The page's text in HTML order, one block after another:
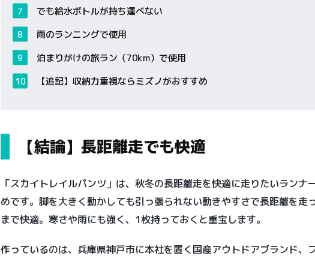
でも給水ボトルが持ち運べない
雨のランニングで使用
泊まりがけの旅ラン（70km）で使用
【追記】収納力重視ならミズノがおすすめ
【結論】長距離走でも快適
「スカイトレイルパンツ」は、秋冬の長距離走を快適に走りたいランナ
めです。脚を大きく動かしても引っ張られない動きやすさで長距離を走
まで快適。寒さや雨にも強く、1枚持っておくと重宝します。
作っているのは、兵庫県神戸市に本社を置く国産アウトドアブランド、